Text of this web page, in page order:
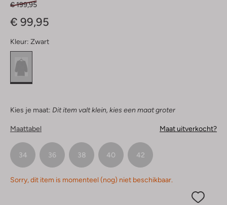
€ 199,95
€ 99,95
Kleur: Zwart
Kies je maat: Dit item valt klein, kies een maat groter
Maattabel Maat uitverkocht?
34 36 38 40 42
Sorry, dit item is momenteel (nog) niet beschikbaar.